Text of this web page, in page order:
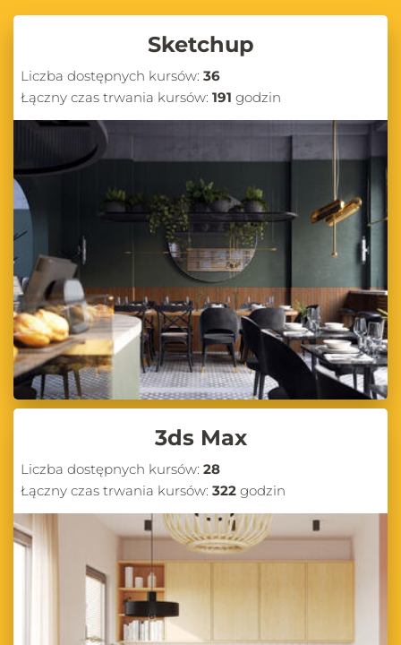
Sketchup
Liczba dostępnych kursów: 36
Łączny czas trwania kursów: 191 godzin
3ds Max
Liczba dostępnych kursów: 28
Łączny czas trwania kursów: 322 godzin